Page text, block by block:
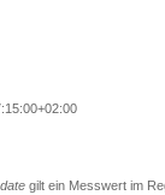
gilt ein Messwert im